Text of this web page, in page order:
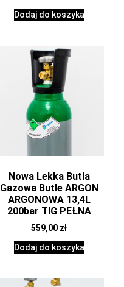
Dodaj do koszyka
Nowa Lekka Butla
Gazowa Butle ARGON
ARGONOWA 13,4L
200bar TIG PEŁNA
559,00 zł
Dodaj do koszyka